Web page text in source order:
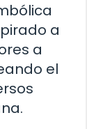
a
a
el